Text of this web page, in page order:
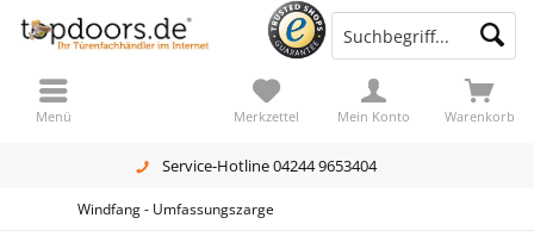
Service-Hotline 04244 9653404
Warenkorb
Merkzettel Mein Konto
Menü
Windfang - Umfassungszarge